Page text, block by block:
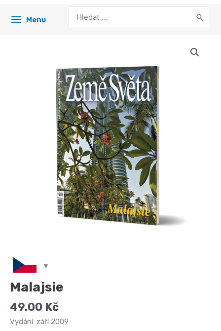
Menu
for:
Malajsie
49.00 Kč
Vydání: září 2009